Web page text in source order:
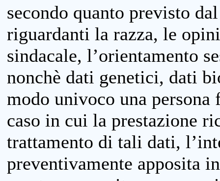
secondo quanto previsto
riguardanti la razza, le
sindacale, l’orientamento
nonchè dati genetici, dati
modo univoco una
caso in cui la prestazione
trattamento di tali dati,
preventivamente apposita